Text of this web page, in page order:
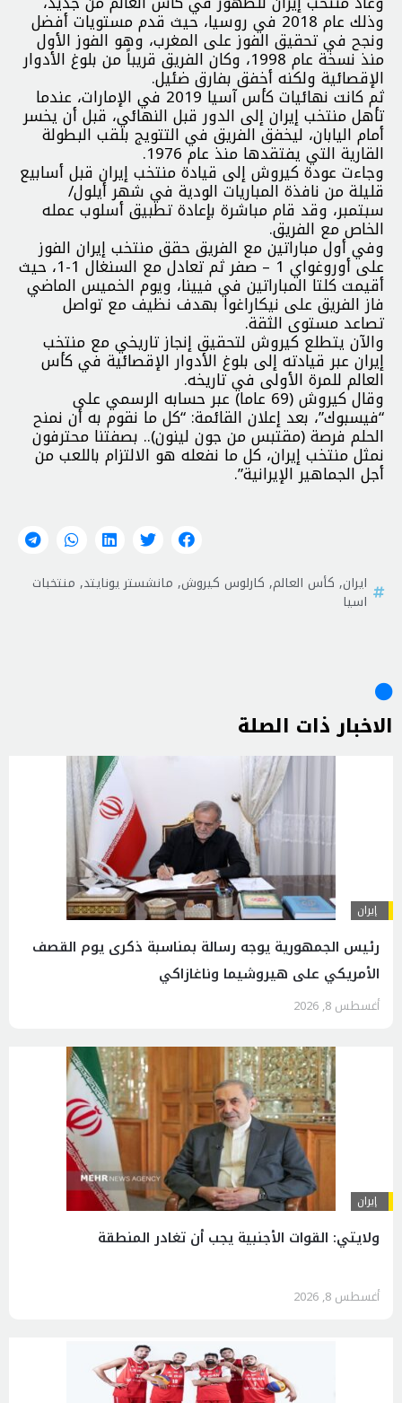
وذلك عام 2018 في روسيا، حيث قدم مستويات أفضل
ونجح في تحقيق الفوز على المغرب، وهو الفوز الأول
منذ نسخة عام 1998، وكان الفريق قريباً من بلوغ الأدوار
الإقصائية ولكنه أخفق بفارق ضئيل.
ثم كانت نهائيات كأس آسيا 2019 في الإمارات، عندما
تأهل منتخب إيران إلى الدور قبل النهائي، قبل أن يخسر
أمام اليابان، ليخفق الفريق في التتويج بلقب البطولة
القارية التي يفتقدها منذ عام 1976.
وجاءت عودة كيروش إلى قيادة منتخب إيران قبل أسابيع
قليلة من نافذة المباريات الودية في شهر أيلول/
سبتمبر، وقد قام مباشرة بإعادة تطبيق أسلوب عمله
الخاص مع الفريق.
وفي أول مباراتين مع الفريق حقق منتخب إيران الفوز
على أوروغواي 1 – صفر ثم تعادل مع السنغال 1-1، حيث
أقيمت كلتا المباراتين في فيينا، ويوم الخميس الماضي
فاز الفريق على نيكاراغوا بهدف نظيف مع تواصل
تصاعد مستوى الثقة.
والآن يتطلع كيروش لتحقيق إنجاز تاريخي مع منتخب
إيران عبر قيادته إلى بلوغ الأدوار الإقصائية في كأس
العالم للمرة الأولى في تاريخه.
وقال كيروش (69 عاما) عبر حسابه الرسمي على
“فيسبوك”، بعد إعلان القائمة: “كل ما نقوم به أن نمنح
الحلم فرصة (مقتبس من جون لينون).. بصفتنا محترفون
نمثل منتخب إيران، كل ما نفعله هو الالتزام باللعب من
أجل الجماهير الإيرانية”.
ايران, كأس العالم, كارلوس كيروش, مانشستر يونايتد, منتخبات
اسيا
الاخبار ذات الصلة
إيران
رئیس الجمهوریة يوجه رسالة بمناسبة ذكرى يوم القصف
الأمريكي على هيروشيما وناغازاكي
أغسطس 8, 2026
إيران
ولايتي: القوات الأجنبية يجب أن تغادر المنطقة
أغسطس 8, 2026